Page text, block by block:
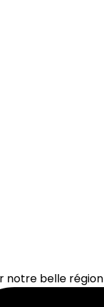
notre belle